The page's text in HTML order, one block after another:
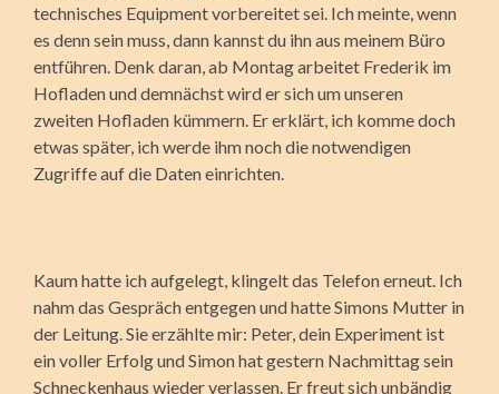
technisches Equipment vorbereitet sei. Ich meinte, wenn
es denn sein muss, dann kannst du ihn aus meinem Büro
entführen. Denk daran, ab Montag arbeitet Frederik im
Hofladen und demnächst wird er sich um unseren
zweiten Hofladen kümmern. Er erklärt, ich komme doch
etwas später, ich werde ihm noch die notwendigen
Zugriffe auf die Daten einrichten.
Kaum hatte ich aufgelegt, klingelt das Telefon erneut. Ich
nahm das Gespräch entgegen und hatte Simons Mutter in
der Leitung. Sie erzählte mir: Peter, dein Experiment ist
ein voller Erfolg und Simon hat gestern Nachmittag sein
Schneckenhaus wieder verlassen. Er freut sich unbändig